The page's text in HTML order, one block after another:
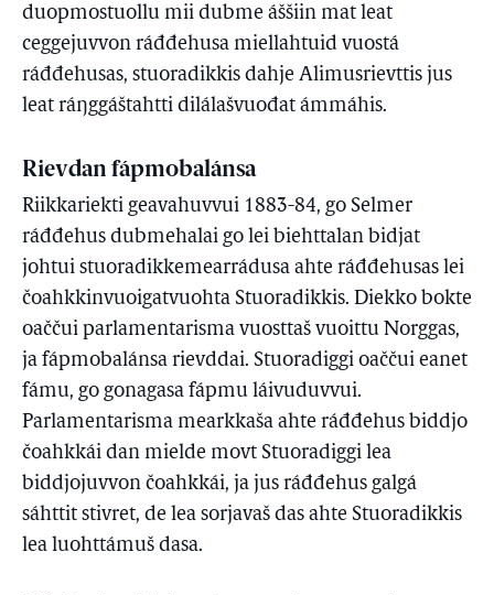
duopmostuollu mii dubme áššiin mat leat
ceggejuvvon ráđđehusa miellahtuid vuostá
ráđđehusas, stuoradikkis dahje Alimusrievttis jus
leat ráŋggáštahtti dilálašvuođat ámmáhis.
Rievdan fápmobalánsa
Riikkariekti geavahuvvui 1883-84, go Selmer
ráđđehus dubmehalai go lei biehttalan bidjat
johtui stuoradikkemearrádusa ahte ráđđehusas lei
čoahkkinvuoigatvuohta Stuoradikkis. Diekko bokte
oaččui parlamentarisma vuosttaš vuoittu Norggas,
ja fápmobalánsa rievddai. Stuoradiggi oaččui eanet
fámu, go gonagasa fápmu láivuduvvui.
Parlamentarisma mearkkaša ahte ráđđehus biddjo
čoahkkái dan mielde movt Stuoradiggi lea
biddjojuvvon čoahkkái, ja jus ráđđehus galgá
sáhttit stivret, de lea sorjavaš das ahte Stuoradikkis
lea luohttámuš dasa.